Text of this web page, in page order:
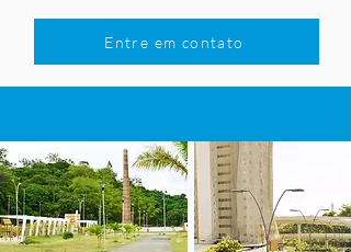
Entre em contato